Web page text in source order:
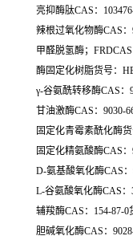
亮抑酶肽CAS：
辣根过氧化物酶CAS
甲醛脱氢酶；
酶固定化树脂货号：
γ-谷氨酰转移酶CAS：
甘油激酶CAS：9030-
固定化青霉素酰化酶
固定化精氨酸酶CAS
D-氨基酸氧化酶CAS
L-谷氨酸氧化酶CAS：
辅羧酶CAS：154-87-0
胆碱氧化酶CAS：